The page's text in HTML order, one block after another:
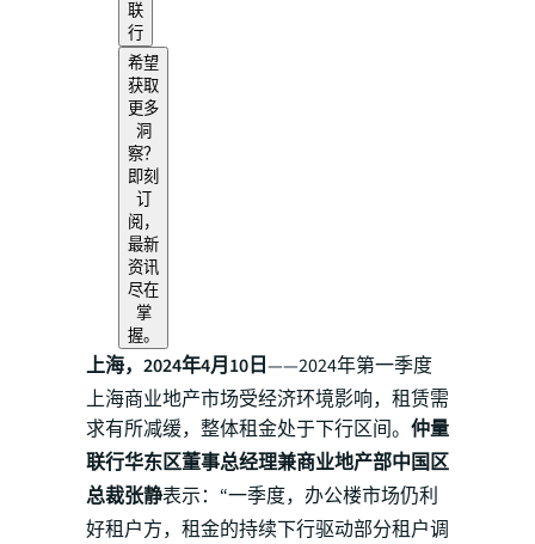
联
行
希望
获取
更多
洞
察？
即刻
订
阅，
最新
资讯
尽在
掌
握。
上海，2024年4月10日——2024年第一季度
上海商业地产市场受经济环境影响，租赁需
求有所减缓，整体租金处于下行区间。 仲量
联行华东区董事总经理兼商业地产部中国区
总裁张静表示：“一季度，办公楼市场仍利
好租户方，租金的持续下行驱动部分租户调